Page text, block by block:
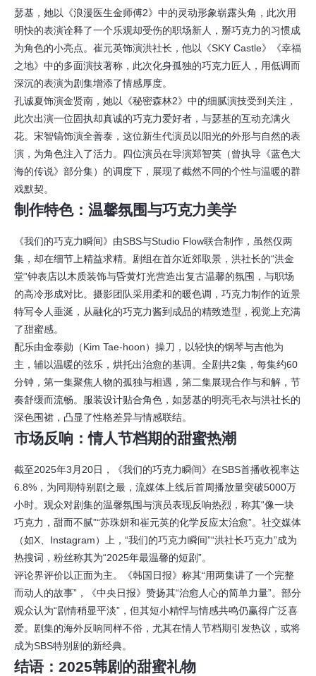
瑟基，她以《浪漫医生金师傅2》中的灵动形象崭露头角，此次用
明快的表演诠释了一个乐观却受伤的职场新人，掰巧克力的习惯成
为角色的小亮点。崔元英饰演洪社长，他以《SKY Castle》《幸福
之地》中的多面演技著称，此次化身孤独的巧克力匠人，用低调而
深沉的表演为剧集增添了情感厚度。
孔诚夏饰演金贤南，她以《秘密森林2》中的细腻演技受到关注，
此次出演一位固执却真诚的巧克力爱好者，与瑟基的互动充满火
花。宋智镐饰演全善泰，这位新生代演员以阳光的外形与自然的表
演，为角色注入了活力。四位演员在导演郑智英（曾执导《蓝色大
海的传说》部分集）的调度下，展现了截然不同的个性与温暖的群
戏默契。
制作特色：温馨氛围与巧克力美学
《我们的巧克力瞬间》由SBS与Studio Flow联合制作，虽然仅两
集，却在细节上精益求精。剧组在首尔近郊取景，洪社长的“洪金
堂”钟表店以木质装饰与昏黄灯光营造出复古温馨的氛围，与职场
的高冷形成对比。摄影团队采用柔和的暖色调，巧克力制作的近景
特写令人垂涎，从融化的巧克力酱到成品的精致造型，视觉上充满
了甜蜜感。
配乐由金泰勋（Kim Tae-hoon）操刀，以轻快的钢琴与吉他为
主，辅以温暖的弦乐，烘托出治愈的基调。全剧共2集，每集约60
分钟，第一集聚焦人物的孤独与相遇，第二集展现合作与和解，节
奏舒缓而流畅。服装设计贴合角色，如瑟基的明亮毛衣与洪社长的
深色围裙，凸显了性格差异与情感联结。
市场反响：情人节档期的甜蜜热潮
截至2025年3月20日，《我们的巧克力瞬间》在SBS首播收视率达
6.8%，为同期特别剧之最，流媒体上线后首周播放量突破5000万
小时。观众对剧集的温馨氛围与演员表现反响热烈，称其“像一块
巧克力，甜而不腻”“苏珠妍和崔元英的化学反应太治愈”。社交媒体
（如X、Instagram）上，“我们的巧克力瞬间”“洪社长巧克力”成为
热搜词，粉丝称其为“2025年最温馨的短剧”。
评论界评价以正面为主。《韩国日报》称其“用两集讲了一个完整
而动人的故事”，《中央日报》赞扬其“治愈人心的简单力量”。部分
观众认为“剧情稍显平淡”，但其短小精悍与情感共鸣仍赢得广泛喜
爱。剧集的海外反响同样不俗，尤其在情人节档期引发热议，或将
成为SBS特别剧的新经典。
结语：2025韩剧 的甜蜜礼物